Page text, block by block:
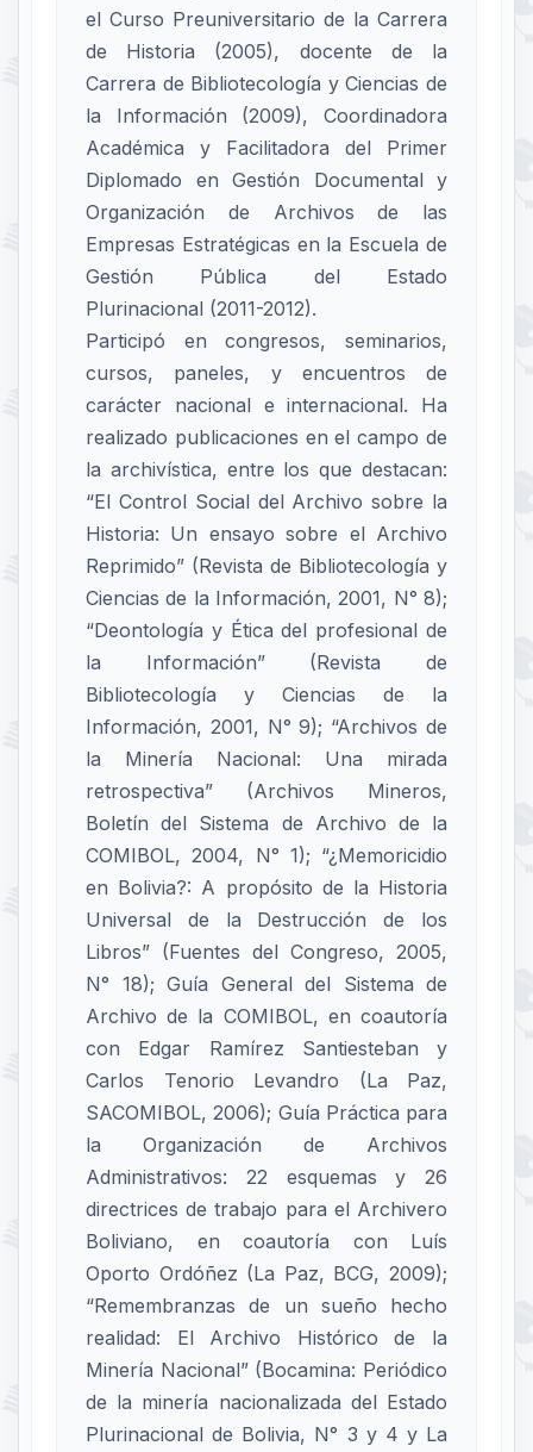
el Curso Preuniversitario de la Carrera
de Historia (2005), docente de la
Carrera de Bibliotecología y Ciencias de
la Información (2009), Coordinadora
Académica y Facilitadora del Primer
Diplomado en Gestión Documental y
Organización de Archivos de las
Empresas Estratégicas en la Escuela de
Gestión Pública del Estado
Plurinacional (2011-2012).
Participó en congresos, seminarios,
cursos, paneles, y encuentros de
carácter nacional e internacional. Ha
realizado publicaciones en el campo de
la archivística, entre los que destacan:
“El Control Social del Archivo sobre la
Historia: Un ensayo sobre el Archivo
Reprimido” (Revista de Bibliotecología y
Ciencias de la Información, 2001, N° 8);
“Deontología y Ética del profesional de
la Información” (Revista de
Bibliotecología y Ciencias de la
Información, 2001, N° 9); “Archivos de
la Minería Nacional: Una mirada
retrospectiva” (Archivos Mineros,
Boletín del Sistema de Archivo de la
COMIBOL, 2004, N° 1); “¿Memoricidio
en Bolivia?: A propósito de la Historia
Universal de la Destrucción de los
Libros” (Fuentes del Congreso, 2005,
N° 18); Guía General del Sistema de
Archivo de la COMIBOL, en coautoría
con Edgar Ramírez Santiesteban y
Carlos Tenorio Levandro (La Paz,
SACOMIBOL, 2006); Guía Práctica para
la Organización de Archivos
Administrativos: 22 esquemas y 26
directrices de trabajo para el Archivero
Boliviano, en coautoría con Luís
Oporto Ordóñez (La Paz, BCG, 2009);
“Remembranzas de un sueño hecho
realidad: El Archivo Histórico de la
Minería Nacional” (Bocamina: Periódico
de la minería nacionalizada del Estado
Plurinacional de Bolivia, N° 3 y 4 y La